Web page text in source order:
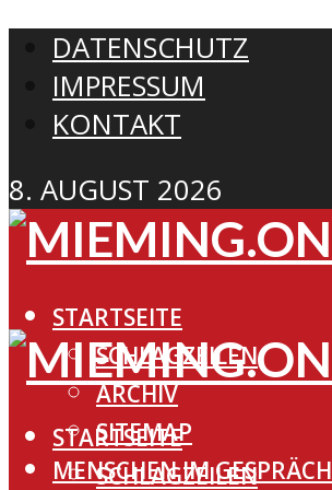
DATENSCHUTZ
IMPRESSUM
KONTAKT
8. AUGUST 2026
STARTSEITE
SCHLAGZEILEN
ARCHIV
SITEMAP
MENSCHEN IM GESPRÄCH
STARTSEITE
SCHLAGZEILEN